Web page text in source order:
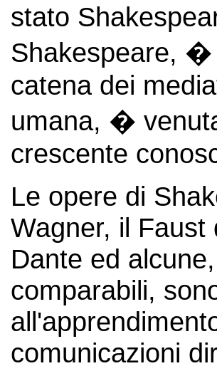
stato
Shakespeare, �
catena dei
umana, �
crescente
Le opere di
Wagner, il
Dante ed
comparabili,
comunicazioni